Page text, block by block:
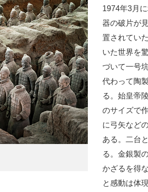
1974年3月
器の破片が
置されてい
いた世界を
づいて一号
代わって陶
る。始皇帝
のサイズで
に弓矢など
ある。二台
る。金銀製
かざるを得
と感動は体